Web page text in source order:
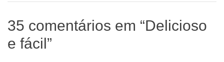
35 comentários em “Delicioso
e fácil ”